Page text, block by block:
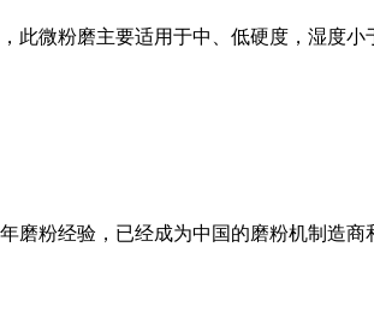
此微粉磨主要适用于中、低硬度，湿度
磨粉经验，已经成为中国的磨粉机制造